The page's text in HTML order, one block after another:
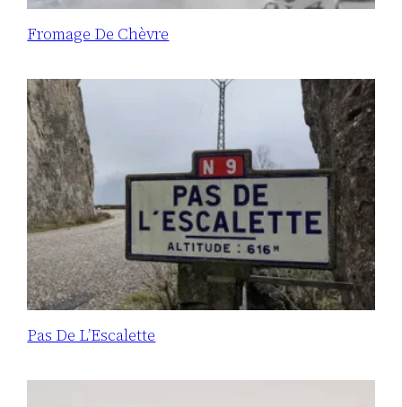
Fromage De Chèvre
Pas De L’Escalette